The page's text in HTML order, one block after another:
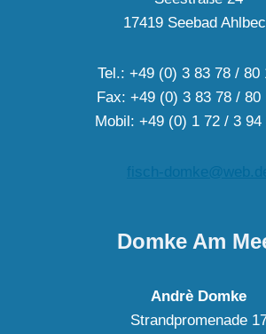
17419 Seebad
Tel.: +49 (0) 3 83 78 / 80
Fax: +49 (0) 3 83 78 / 80
Mobil: +49 (0) 1 72 / 3 94
fisch-
Domke Am
Andrè Domke
Strandpromenade